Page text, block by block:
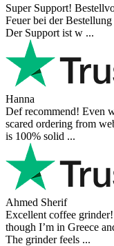
Super Support!
Feuer bei der
Der Support ist w ...
Hanna
Def recommend! Even
scared ordering from
is 100% solid ...
Ahmed Sherif
Excellent coffee
though I’m in Greece
The grinder feels ...